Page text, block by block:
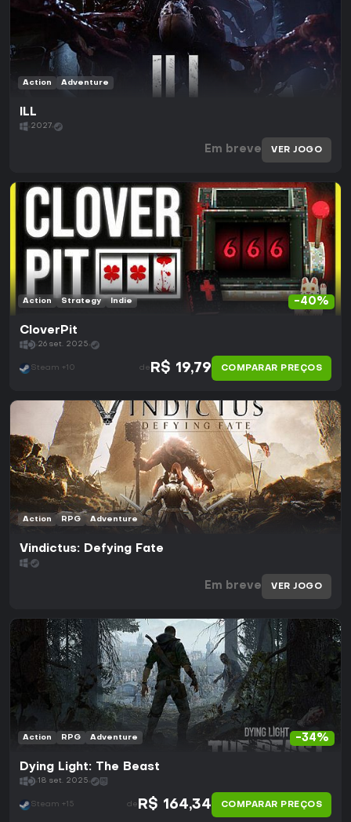
Action Adventure
ILL
2027
Em breve VER JOGO
-40%
Action Strategy Indie
CloverPit
26 set. 2025
Steam +10 de R$ 19,79 COMPARAR PREÇOS
Action RPG Adventure
Vindictus: Defying Fate
Em breve VER JOGO
-34%
Action RPG Adventure
Dying Light: The Beast
18 set. 2025
Steam +15 de R$ 164,34 COMPARAR PREÇOS